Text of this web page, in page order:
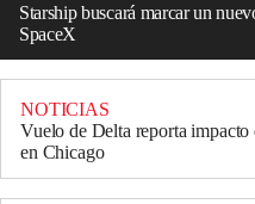
Starship buscará marcar un
SpaceX
NOTICIAS
Vuelo de Delta reporta
en Chicago